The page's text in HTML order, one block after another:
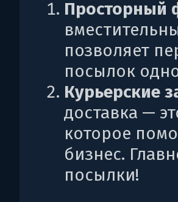
Просторный
позволяет
посылок
Курьерские
доставка —
которое
бизнес.
посылки!